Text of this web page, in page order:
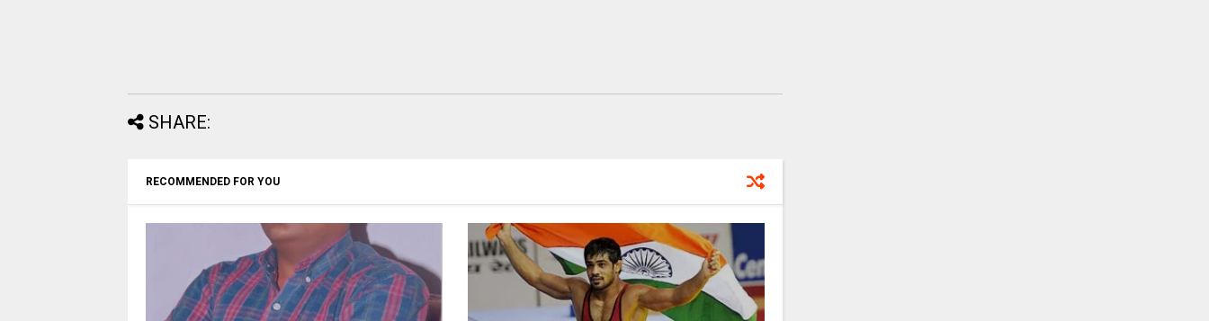
SHARE:
RECOMMENDED FOR YOU